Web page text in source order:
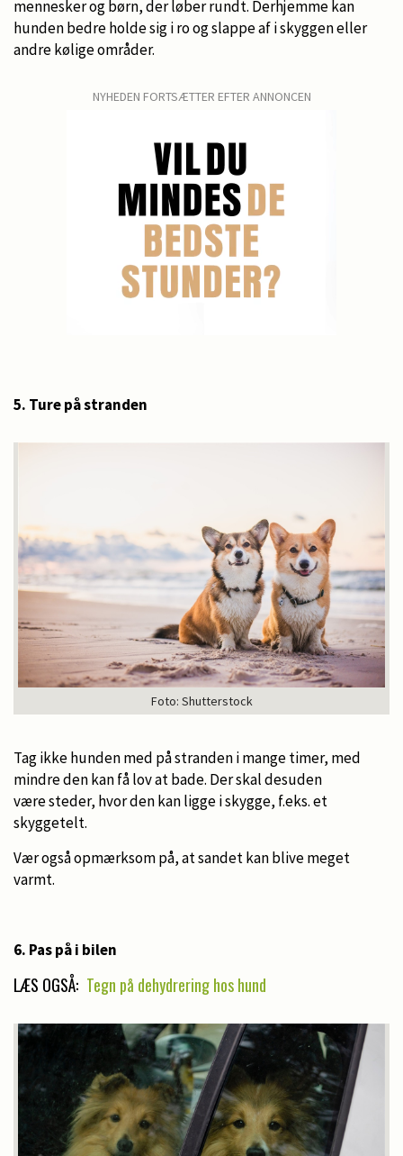
mennesker og børn, der løber rundt. Derhjemme kan
hunden bedre holde sig i ro og slappe af i skyggen eller
andre kølige områder.
NYHEDEN FORTSÆTTER EFTER ANNONCEN
5. Ture på stranden
Foto: Shutterstock
Tag ikke hunden med på stranden i mange timer, med
mindre den kan få lov at bade. Der skal desuden
være steder, hvor den kan ligge i skygge, f.eks. et
skyggetelt.
Vær også opmærksom på, at sandet kan blive meget
varmt.
6. Pas på i bilen
LÆS OGSÅ: Tegn på dehydrering hos hund